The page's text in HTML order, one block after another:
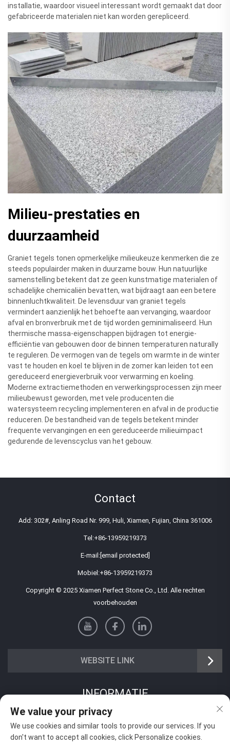
installatie, waardoor visueel interessant wordt gemaakt dat door
gefabriceerde materialen niet kan worden gerepliceerd.
Milieu-prestaties en
duurzaamheid
Graniet tegels tonen opmerkelijke milieukeuze kenmerken die ze
steeds populairder maken in duurzame bouw. Hun natuurlijke
samenstelling betekent dat ze geen kunstmatige materialen of
schadelijke chemicaliën bevatten, wat bijdraagt aan een betere
binnenluchtkwaliteit. De levensduur van graniet tegels
vermindert aanzienlijk het behoefte aan vervanging, waardoor
afval en bronverbruik met de tijd worden geminimaliseerd. Hun
thermische massa-eigenschappen bijdragen tot energie-
efficiëntie van gebouwen door de binnen temperaturen naturally
te reguleren. De vermogen van de tegels om warmte in de winter
vast te houden en koel te blijven in de zomer kan leiden tot een
gereduceerd energieverbruik voor verwarming en koeling.
Moderne extractiemethoden en verwerkingsprocessen zijn meer
milieubewust geworden, met vele producenten die
watersysteem recycling implementeren en afval in de productie
reduceren. De bestandheid van de tegels betekent minder
frequente vervangingen en een gereduceerde milieuimpact
gedurende de levenscyclus van het gebouw.
Contact
Add: 302#, Anling Road Nr. 999, Huli, Xiamen, Fujian, China 361006
Tel:+86-13959219373
E-mail:[email protected]
Mobiel:+86-13959219373
Copyright © 2025 Xiamen Perfect Stone Co., Ltd. Alle rechten
voorbehouden
WEBSITE LINK
INFORMATIE
Meld je aan om onze wekelijkse nieuwsbrief te ontvangen
We value your privacy
We use cookies and similar tools to provide our services. If you
don't want to accept all cookies, click Personalize cookies.